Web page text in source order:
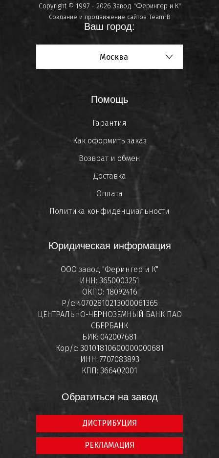
Copyright © 1997 - 2026 Завод "Ферингер и К"
Создание и продвижение сайтов Team-B
Ваш город:
Москва
Помощь
Гарантия
Как оформить заказ
Возврат и обмен
Доставка
Оплата
Политика конфиденциальности
Юридическая информация
ООО завод "Ферингер и К"
ИНН: 3650003251
ОКПО: 18092416
Р/с: 40702810213000061365
ЦЕНТРАЛЬНО-ЧЕРНОЗЕМНЫЙ БАНК ПАО
СБЕРБАНК
БИК: 042007681
Кор/с: 30101810600000000681
ИНН: 7707083893
КПП: 366402001
Обратиться на завод
ДИСТРИБУЦИЯ
РЕКЛАМАЦИЯ